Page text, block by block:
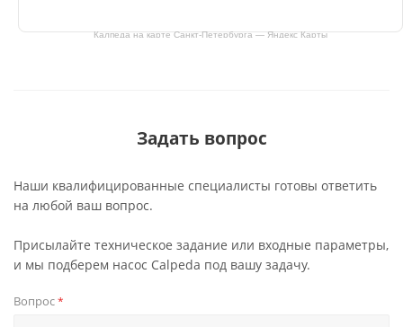
Калпеда на карте Санкт‑Петербурга — Яндекс Карты
Задать вопрос
Наши квалифицированные специалисты готовы ответить
на любой ваш вопрос.
Присылайте техническое задание или входные параметры,
и мы подберем насос Calpeda под вашу задачу.
Вопрос*